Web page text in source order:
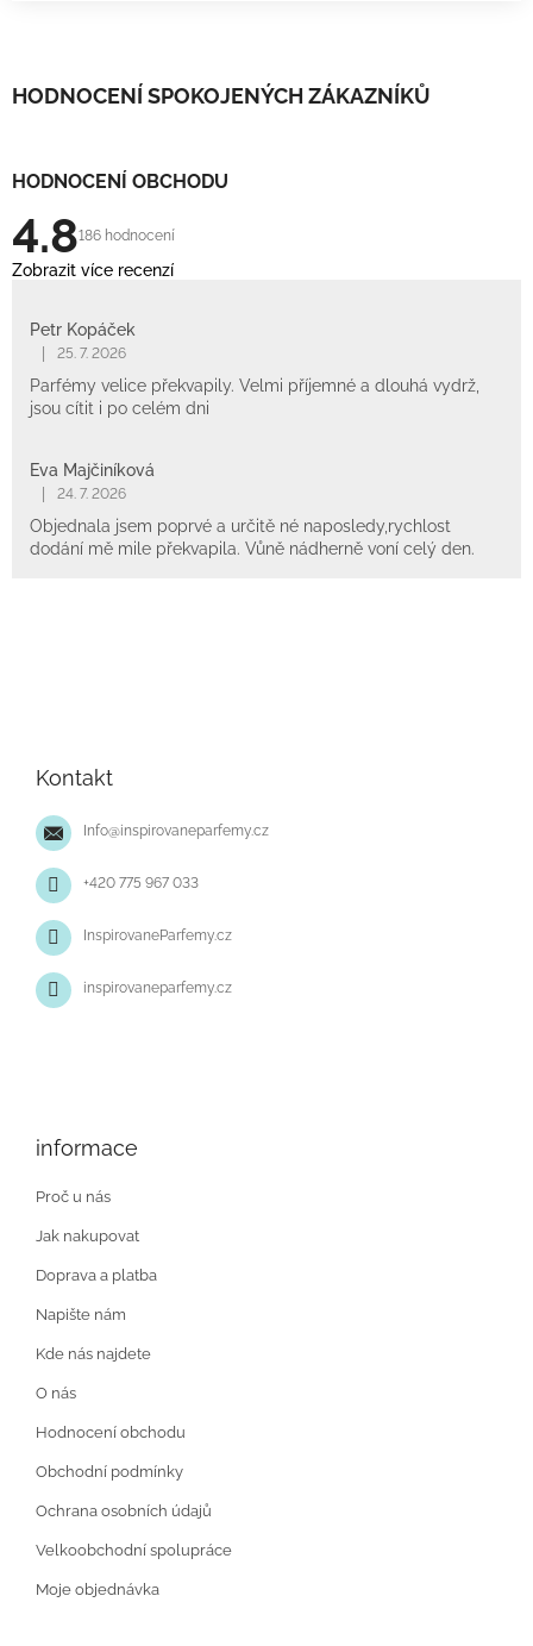
HODNOCENÍ SPOKOJENÝCH ZÁKAZNÍKŮ
HODNOCENÍ OBCHODU
4.8186 hodnocení
Zobrazit více recenzí
Petr Kopáček
25. 7. 2026
Parfémy velice překvapily. Velmi příjemné a dlouhá vydrž,
jsou cítit i po celém dni
Eva Majčiníková
24. 7. 2026
Objednala jsem poprvé a určitě né naposledy,rychlost
dodání mě mile překvapila. Vůně nádherně voní celý den.
Kontakt
Info@inspirovaneparfemy.cz
+420 775 967 033
InspirovaneParfemy.cz
inspirovaneparfemy.cz
informace
Proč u nás
Jak nakupovat
Doprava a platba
Napište nám
Kde nás najdete
O nás
Hodnocení obchodu
Obchodní podmínky
Ochrana osobních údajů
Velkoobchodní spolupráce
Moje objednávka